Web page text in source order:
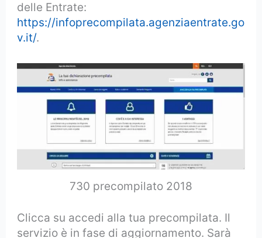
delle Entrate:
https://infoprecompilata.agenziaentrate.go
v.it/.
730 precompilato 2018
Clicca su accedi alla tua precompilata. Il
servizio è in fase di aggiornamento. Sarà